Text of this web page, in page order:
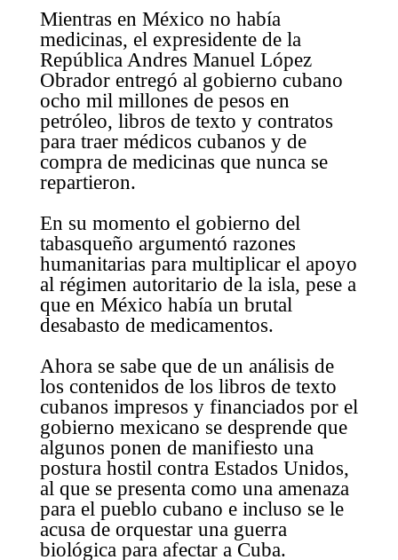
Mientras en México no había
medicinas, el expresidente de la
República Andres Manuel López
Obrador entregó al gobierno cubano
ocho mil millones de pesos en
petróleo, libros de texto y contratos
para traer médicos cubanos y de
compra de medicinas que nunca se
repartieron.
En su momento el gobierno del
tabasqueño argumentó razones
humanitarias para multiplicar el apoyo
al régimen autoritario de la isla, pese a
que en México había un brutal
desabasto de medicamentos.
Ahora se sabe que de un análisis de
los contenidos de los libros de texto
cubanos impresos y financiados por el
gobierno mexicano se desprende que
algunos ponen de manifiesto una
postura hostil contra Estados Unidos,
al que se presenta como una amenaza
para el pueblo cubano e incluso se le
acusa de orquestar una guerra
biológica para afectar a Cuba.